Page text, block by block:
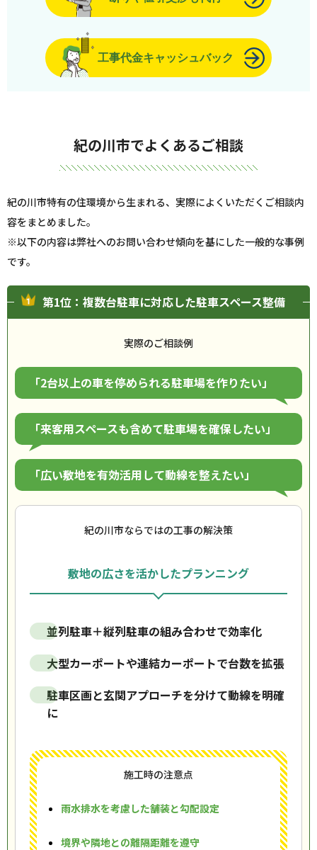
工事代金キャッシュバック
紀の川市でよくあるご相談
紀の川市特有の住環境から生まれる、実際によくいただくご相談内
容をまとめました。
※以下の内容は弊社へのお問い合わせ傾向を基にした一般的な事例
です。
第1位：複数台駐車に対応した駐車スペース整備
実際のご相談例
「2台以上の車を停められる駐車場を作りたい」
「来客用スペースも含めて駐車場を確保したい」
「広い敷地を有効活用して動線を整えたい」
紀の川市ならではの工事の解決策
敷地の広さを活かしたプランニング
並列駐車＋縦列駐車の組み合わせで効率化
大型カーポートや連結カーポートで台数を拡張
駐車区画と玄関アプローチを分けて動線を明確
に
施工時の注意点
雨水排水を考慮した舗装と勾配設定
境界や隣地との離隔距離を遵守